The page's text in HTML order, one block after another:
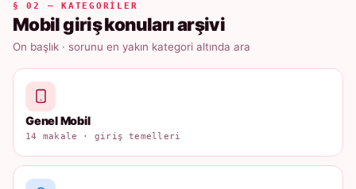
§ 02 — KATEGORILER
Mobil giriş konuları arşivi
On başlık · sorunu en yakın kategori altında ara
Genel Mobil
14 makale · giriş temelleri